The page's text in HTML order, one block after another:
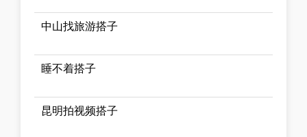
中山找旅游搭子
睡不着搭子
昆明拍视频搭子